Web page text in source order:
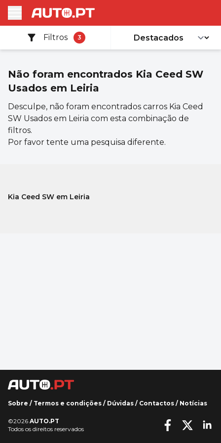
Filtros 3
Não foram encontrados Kia Ceed SW
Usados em Leiria
Desculpe, não foram encontrados carros Kia Ceed
SW Usados em Leiria com esta combinação de
filtros.
Por favor tente uma pesquisa diferente.
Kia Ceed SW em Leiria
Sobre / Termos e condições / Dúvidas / Contactos / Notícias
©2026 AUTO.PT
Todos os direitos reservados